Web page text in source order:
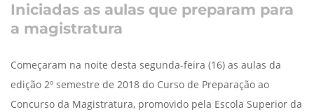
Iniciadas as aulas que preparam para
a magistratura
Começaram na noite desta segunda-feira (16) as aulas da
edição 2º semestre de 2018 do Curso de Preparação ao
Concurso da Magistratura, promovido pela Escola Superior da